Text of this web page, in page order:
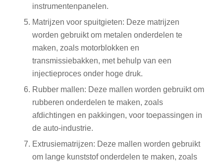
instrumentenpanelen.
Matrijzen voor spuitgieten: Deze matrijzen
worden gebruikt om metalen onderdelen te
maken, zoals motorblokken en
transmissiebakken, met behulp van een
injectieproces onder hoge druk.
Rubber mallen: Deze mallen worden gebruikt om
rubberen onderdelen te maken, zoals
afdichtingen en pakkingen, voor toepassingen in
de auto-industrie.
Extrusiematrijzen: Deze mallen worden gebruikt
om lange kunststof onderdelen te maken, zoals